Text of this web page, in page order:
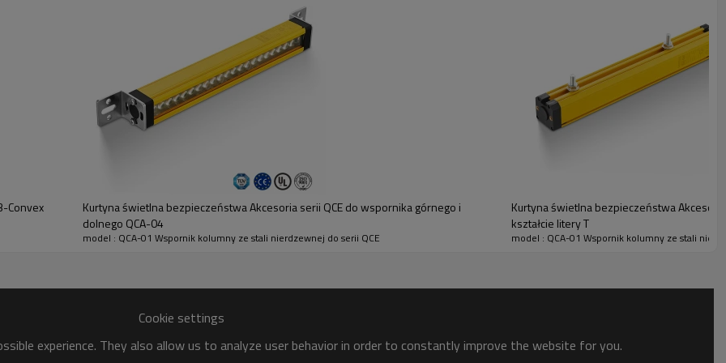
w swojej konstrukcji. Wykonany ze stopów o wysokiej wytrzymałości, ten uchwyt charakteryzuje się wyjątkową
zapewnia dokładne pozycjonowanie otworów montażowych, ale także znacznie poprawia wygodę instalacji, umożliwiając
ekranów świetlnych bezpieczeństwa.
Convex
Kurtyna świetlna bezpieczeństwa Akcesoria serii QCE do wspornika górnego i
dolnego QCA-04
model : QCA-01 Wspornik kolumny ze stali nierdzewnej do serii QCE
Kurtyna świetlna bezpieczeństwa
kształcie litery T
model : QCA-01 Wspornik kolumny ze stali
Cookie settings
experience. They also allow us to analyze user behavior in order to constantly improve the website for you.